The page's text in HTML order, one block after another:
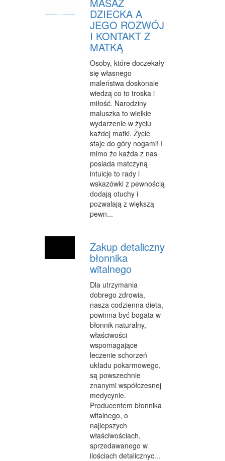
INFORMATYCZNE
RESTAURACJE, CATERING
FOTOGRAFIA
ADWOKACI, PORADY PRAWNE
WETERYNARYJNE, HODOWLA ZWIERZĄT
SPRZĄTANIE, PORZĄDKOWANIE
SERWIS
OPIEKA
INNE USŁUGI
ZWIEDZANIE
HOTELE I NOCLEGI
WYPOCZYNEK
URODA
DIETETYKA, ODCHUDZANIE
KOSMETYKI
LECZENIE
SALONY KOSMETYCZNE
SPRZĘT MEDYCZNY
SOFTWARE
OPROGRAMOWANIE
STRONY INTERNETOWE
KONTAKT
DZIECKA A
JEGO ROZWÓJ
I KONTAKT Z
MATKĄ
Osoby, które doczekały
się własnego
maleństwa doskonale
wiedzą co to troska i
miłość. Narodziny
maluszka to wielkie
wydarzenie w życiu
każdej matki. Życie
staje do góry nogami! I
mimo że każda z nas
posiada matczyną
intuicje to rady i
wskazówki z pewnością
dodają otuchy i
pozwalają z większą
pewn...
Zakup detaliczny
błonnika
witalnego
Dla utrzymania
dobrego zdrowia,
nasza codzienna dieta,
powinna być bogata w
błonnik naturalny,
właściwości
wspomagające
leczenie schorzeń
układu pokarmowego,
są powszechnie
znanymi współczesnej
medycynie.
Producentem błonnika
witalnego, o
najlepszych
właściwościach,
sprzedawanego w
ilościach detalicznyc...